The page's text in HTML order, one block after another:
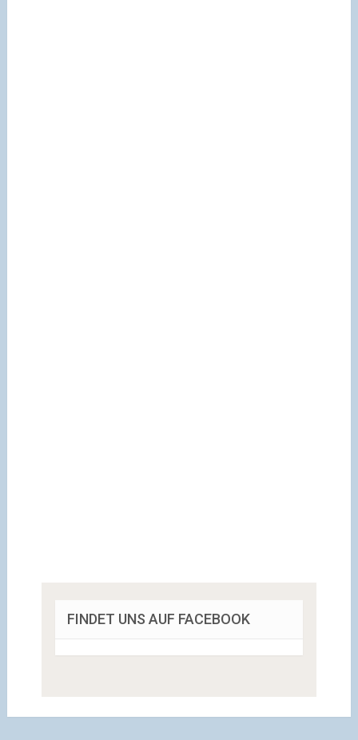
FINDET UNS AUF FACEBOOK